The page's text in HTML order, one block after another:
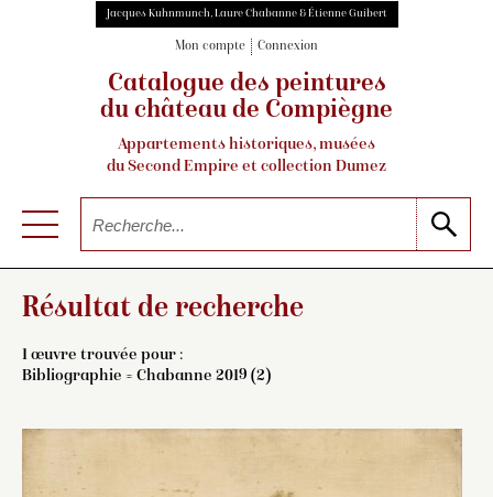
Jacques Kuhnmunch, Laure Chabanne & Étienne Guibert
Mon compte Connexion
Catalogue des peintures
du château de Compiègne
Appartements historiques, musées
du Second Empire et collection Dumez
Résultat de recherche
1 œuvre trouvée pour :
Bibliographie = Chabanne 2019 (2)